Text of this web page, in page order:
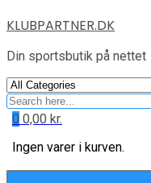
Skip
content
KLUBPARTNER.DK
Din sportsbutik på nettet
Search
for
0 0,00 kr.
Ingen varer i kurven.